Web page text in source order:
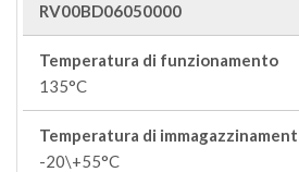
RV00BD06050000
Temperatura di funzionamento
135°C
Temperatura di
-20\+55°C